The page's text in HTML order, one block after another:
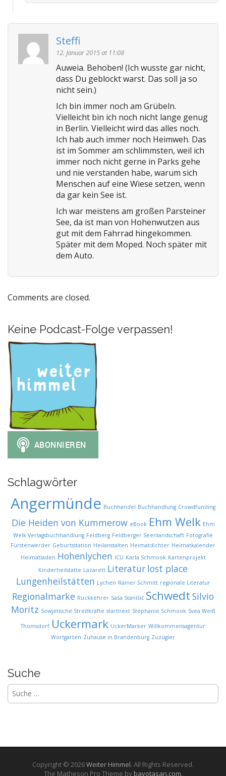
Steffi
12. Januar 2015 at 11:08
Auweia. Behoben! (Ich wusste gar nicht,
dass Du geblockt warst. Das soll ja so
nicht sein.)
Ich bin immer noch am Grübeln.
Vielleicht bin ich noch nicht lange genug
in Berlin. Vielleicht wird das alles noch.
Ich hab auch immer noch Heimweh. Das
ist im Sommer am schlimmsten, weil ich
immer noch nicht gerne in Parks gehe
und nie verstanden habe, warum sich
Menschen auf eine Wiese setzen, wenn
da gar kein See ist.
Ich war meistens am großen Parsteiner
See, da ist man von Hohenwutzen aus
gut mit dem Fahrrad hingekommen.
Später mit dem Moped. Noch später mit
dem Auto.
Comments are closed.
Keine Podcast-Folge verpassen!
Schlagwörter
Angermünde Buchhandel Buchhandlung Crowdfunding
Die Heiden von Kummerow eBook Ehm Welk Ehm
Welk Verlagsbuchhandlung Feldberg Feldberger Seenlandschaft Fotografie
Fürstenwerder Geburtsstation Heilanstalten Heimatdichter Heimatkalender
Heimatladen Hohenlychen ICU Karla Schmook Kartenprojekt
Kinderheilstätte Lazarett Literatur lost place
Lungenheilstätten Lychen Rainer Schmitt regionale Literatur
Regionalmarke Rückkehrer Saša Stanišić Schwedt Silvio
Moritz Sowjetische Streitkräfte startnext Stephanie Schmook Svea Weiß
Thomsdorf Uckermark UckerMarker Willkommensagentur
Wortgarten Zuhause in Brandenburg Zuzügler
Suche
S
a
Copyright © 2026Weiter Himmel. All Rights Reserved.
The Matheson Pro Theme by bavotasan.com.